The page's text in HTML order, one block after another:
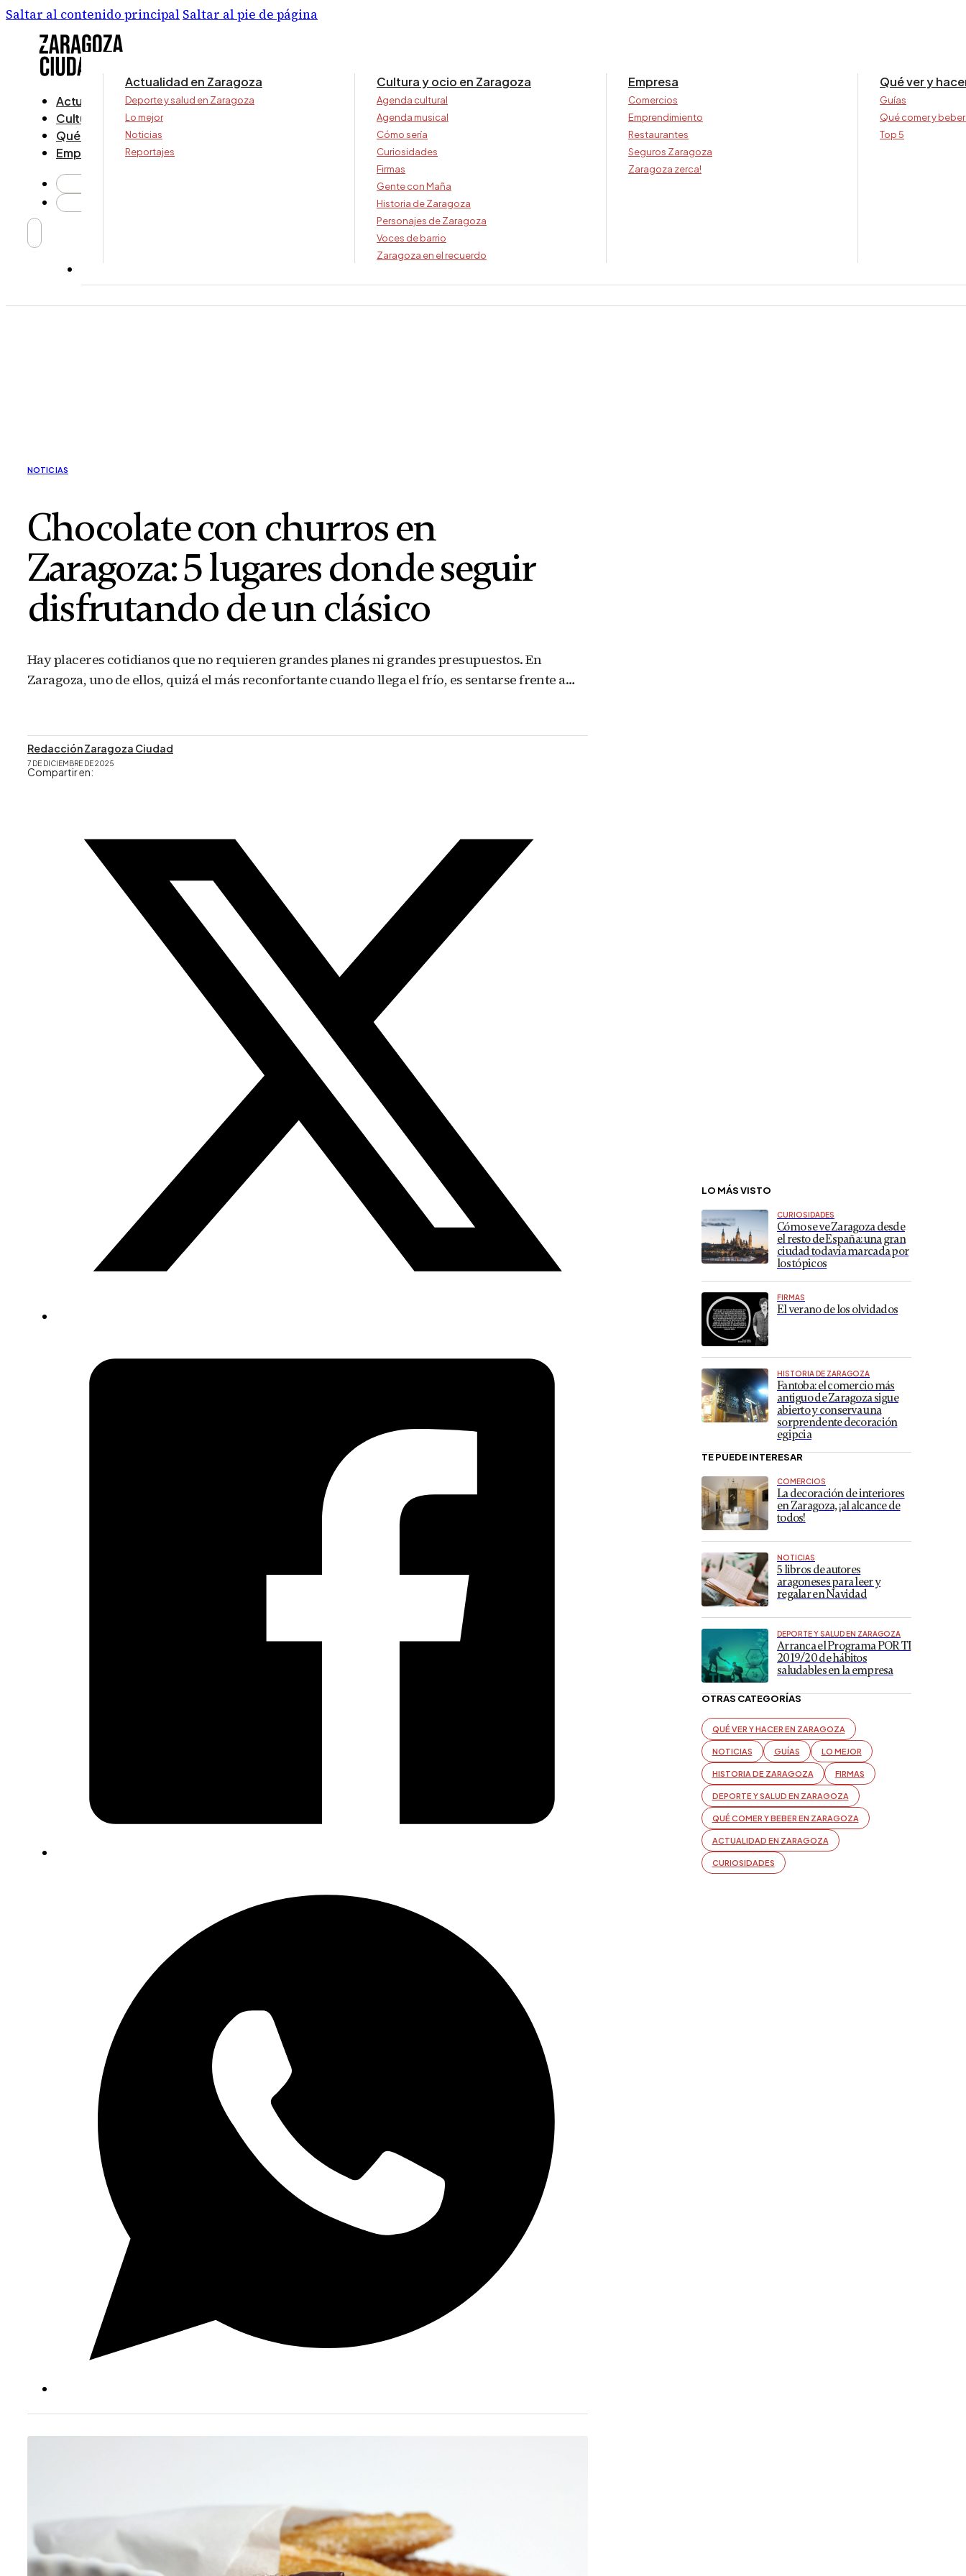
Saltar al contenido principal Saltar al pie de página
Actualidad
Cultura y ocio
Qué ver y hacer
Empresa
Actualidad en Zaragoza
Deporte y salud en Zaragoza
Lo mejor
Noticias
Reportajes
Cultura y ocio en Zaragoza
Agenda cultural
Agenda musical
Cómo sería
Curiosidades
Firmas
Gente con Maña
Historia de Zaragoza
Personajes de Zaragoza
Voces de barrio
Zaragoza en el recuerdo
Empresa
Comercios
Emprendimiento
Restaurantes
Seguros Zaragoza
Zaragoza zerca!
Qué ver y
Guías
Qué comer y
Top 5
NOTICIAS
Chocolate con churros en
Zaragoza: 5 lugares donde seguir
disfrutando de un clásico
Hay placeres cotidianos que no requieren grandes planes ni grandes presupuestos. En
Zaragoza, uno de ellos, quizá el más reconfortante cuando llega el frío, es sentarse frente a…
Redacción Zaragoza Ciudad
7 DE DICIEMBRE DE 2025
Compartir en:
LO MÁS VISTO
CURIOSIDADES
Cómo se ve Zaragoza desde
el resto de España: una gran
ciudad todavía marcada por
los tópicos
FIRMAS
El verano de los olvidados
HISTORIA DE ZARAGOZA
Fantoba: el comercio más
antiguo de Zaragoza sigue
abierto y conserva una
sorprendente decoración
egipcia
TE PUEDE INTERESAR
COMERCIOS
La decoración de interiores
en Zaragoza, ¡al alcance de
todos!
NOTICIAS
5 libros de autores
aragoneses para leer y
regalar en Navidad
DEPORTE Y SALUD EN ZARAGOZA
Arranca el Programa POR TI
2019/20 de hábitos
saludables en la empresa
OTRAS CATEGORÍAS
QUÉ VER Y HACER EN ZARAGOZA
NOTICIAS GUÍAS LO MEJOR
HISTORIA DE ZARAGOZA FIRMAS
DEPORTE Y SALUD EN ZARAGOZA
QUÉ COMER Y BEBER EN ZARAGOZA
ACTUALIDAD EN ZARAGOZA
CURIOSIDADES